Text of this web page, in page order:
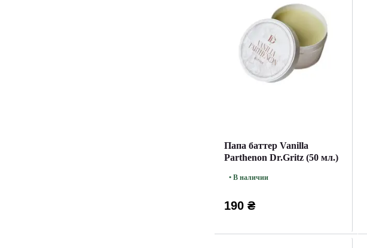
Папа баттер Vanilla
Parthenon Dr.Gritz (50 мл.)
• В наличии
190 ₴